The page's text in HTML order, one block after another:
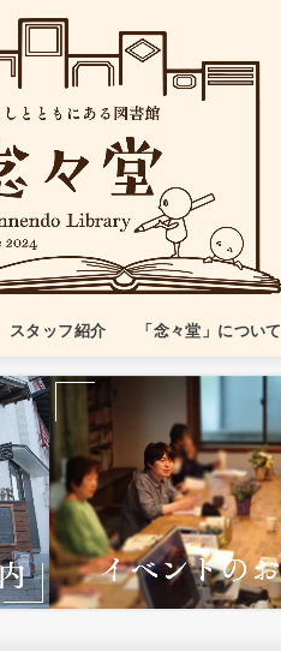
スタッフ紹介 「念々堂」について